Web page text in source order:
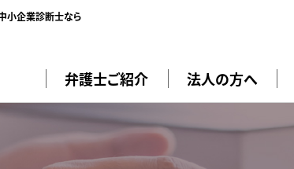
小企業診断士なら
弁護士ご紹介 法人の方へ